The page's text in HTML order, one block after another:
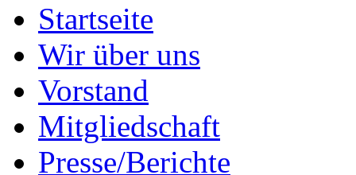
Startseite
Wir über uns
Vorstand
Mitgliedschaft
Presse/Berichte